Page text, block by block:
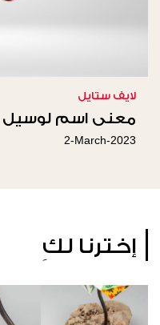
لايف ستايل
معنى اسم لوسيل
2-March-2023
إخترنا لكِ